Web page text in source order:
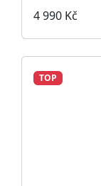
4 990 Kč
TOP